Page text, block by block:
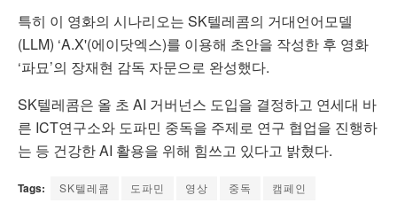
특히 이 영화의 시나리오는 SK텔레콤의 거대언어모델
(LLM) ‘A.X'(에이닷엑스)를 이용해 초안을 작성한 후 영화
‘파묘’의 장재현 감독 자문으로 완성했다.
SK텔레콤은 올 초 AI 거버넌스 도입을 결정하고 연세대 바
른 ICT연구소와 도파민 중독을 주제로 연구 협업을 진행하
는 등 건강한 AI 활용을 위해 힘쓰고 있다고 밝혔다.
Tags: SK텔레콤 도파민 영상 중독 캠페인